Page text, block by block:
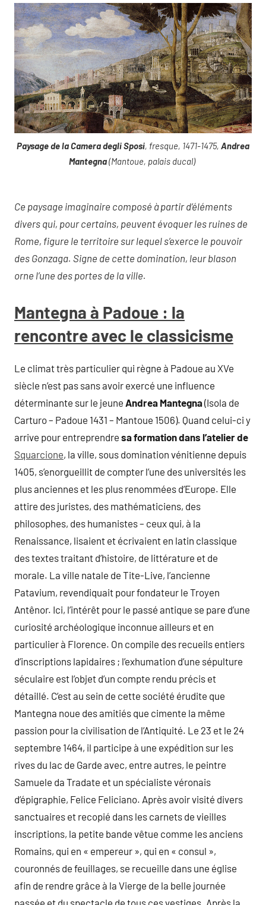
Paysage de la Camera degli Sposi, fresque, 1471-1475, Andrea
Mantegna(Mantoue, palais ducal)
Ce paysage imaginaire composé à partir d’éléments
divers qui, pour certains, peuvent évoquer les ruines de
Rome, figure le territoire sur lequel s’exerce le pouvoir
des Gonzaga. Signe de cette domination, leur blason
orne l’une des portes de la ville.
Mantegna à Padoue : la
rencontre avec le classicisme
Le climat très particulier qui règne à Padoue au XVe
siècle n’est pas sans avoir exercé une influence
déterminante sur le jeune Andrea Mantegna(Isola de
Carturo – Padoue 1431 – Mantoue 1506). Quand celui-ci y
arrive pour entreprendre sa formation dans l’atelier de
Squarcione, la ville, sous domination vénitienne depuis
1405, s’enorgueillit de compter l’une des universités les
plus anciennes et les plus renommées d’Europe. Elle
attire des juristes, des mathématiciens, des
philosophes, des humanistes – ceux qui, à la
Renaissance, lisaient et écrivaient en latin classique
des textes traitant d’histoire, de littérature et de
morale. La ville natale de Tite-Live, l’ancienne
Patavium, revendiquait pour fondateur le Troyen
Antênor. Ici, l’intérêt pour le passé antique se pare d’une
curiosité archéologique inconnue ailleurs et en
particulier à Florence. On compile des recueils entiers
d’inscriptions lapidaires ; l’exhumation d’une sépulture
séculaire est l’objet d’un compte rendu précis et
détaillé. C’est au sein de cette société érudite que
Mantegna noue des amitiés que cimente la même
passion pour la civilisation de l’Antiquité. Le 23 et le 24
septembre 1464, il participe à une expédition sur les
rives du lac de Garde avec, entre autres, le peintre
Samuele da Tradate et un spécialiste véronais
d’épigraphie, Felice Feliciano. Après avoir visité divers
sanctuaires et recopié dans les carnets de vieilles
inscriptions, la petite bande vêtue comme les anciens
Romains, qui en « empereur », qui en « consul »,
couronnés de feuillages, se recueille dans une église
afin de rendre grâce à la Vierge de la belle journée